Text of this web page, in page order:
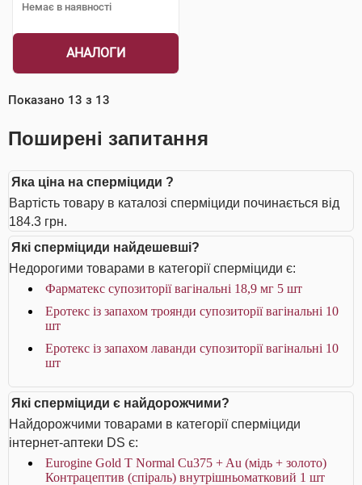
Немає в наявності
АНАЛОГИ
Показано 13 з 13
Поширені запитання
Яка ціна на сперміциди ?
Вартість товару в каталозі сперміциди починається від
184.3 грн.
Які сперміциди найдешевші?
Недорогими товарами в категорії сперміциди є:
Фарматекс супозиторії вагінальні 18,9 мг 5 шт
Еротекс із запахом троянди супозиторії вагінальні 10
шт
Еротекс із запахом лаванди супозиторії вагінальні 10
шт
Які сперміциди є найдорожчими?
Найдорожчими товарами в категорії сперміциди
інтернет-аптеки DS є:
Eurogine Gold T Normal Cu375 + Au (мідь + золото)
Контрацептив (спіраль) внутрішньоматковий 1 шт